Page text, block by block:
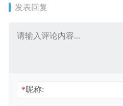
发表回复
*昵称: